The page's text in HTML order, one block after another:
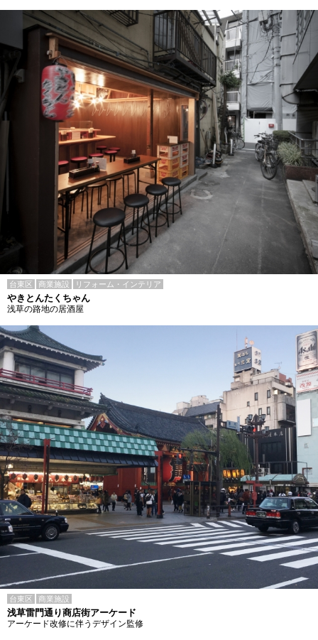
台東区 商業施設 リフォーム・インテリア
やきとんたくちゃん
浅草の路地の居酒屋
台東区 商業施設
浅草雷門通り商店街アーケード
アーケード改修に伴うデザイン監修